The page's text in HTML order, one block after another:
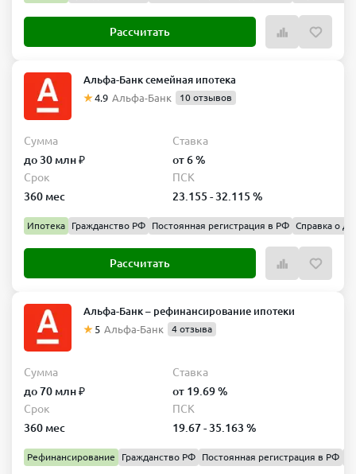
Рассчитать
Альфа-Банк семейная ипотека
4.9 Альфа-Банк 10 отзывов
Сумма
до 30 млн ₽
Ставка
от 6 %
Срок
360 мес
ПСК
23.155 - 32.115 %
Ипотека Гражданство РФ Постоянная регистрация в РФ Справка о
Рассчитать
Альфа-Банк – рефинансирование ипотеки
5 Альфа-Банк 4 отзыва
Сумма
до 70 млн ₽
Ставка
от 19.69 %
Срок
360 мес
ПСК
19.67 - 35.163 %
Рефинансирование Гражданство РФ Постоянная регистрация в РФ